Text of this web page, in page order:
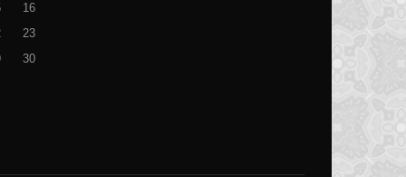
16
23
30